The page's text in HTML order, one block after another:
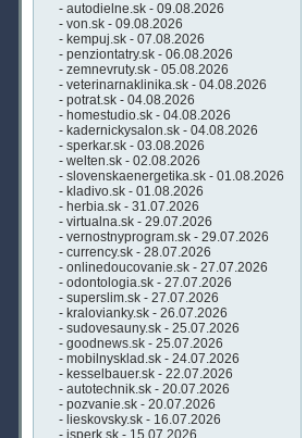
- autodielne.sk - 09.08.2026
- von.sk - 09.08.2026
- kempuj.sk - 07.08.2026
- penziontatry.sk - 06.08.2026
- zemnevruty.sk - 05.08.2026
- veterinarnaklinika.sk - 04.08.2026
- potrat.sk - 04.08.2026
- homestudio.sk - 04.08.2026
- kadernickysalon.sk - 04.08.2026
- sperkar.sk - 03.08.2026
- welten.sk - 02.08.2026
- slovenskaenergetika.sk - 01.08.2026
- kladivo.sk - 01.08.2026
- herbia.sk - 31.07.2026
- virtualna.sk - 29.07.2026
- vernostnyprogram.sk - 29.07.2026
- currency.sk - 28.07.2026
- onlinedoucovanie.sk - 27.07.2026
- odontologia.sk - 27.07.2026
- superslim.sk - 27.07.2026
- kralovianky.sk - 26.07.2026
- sudovesauny.sk - 25.07.2026
- goodnews.sk - 25.07.2026
- mobilnysklad.sk - 24.07.2026
- kesselbauer.sk - 22.07.2026
- autotechnik.sk - 20.07.2026
- pozvanie.sk - 20.07.2026
- lieskovsky.sk - 16.07.2026
- isperk.sk - 15.07.2026